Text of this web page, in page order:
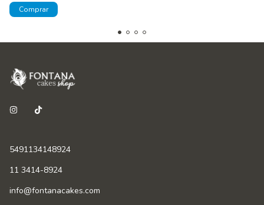
5491134148924
11 3414-8924
info@fontanacakes.com